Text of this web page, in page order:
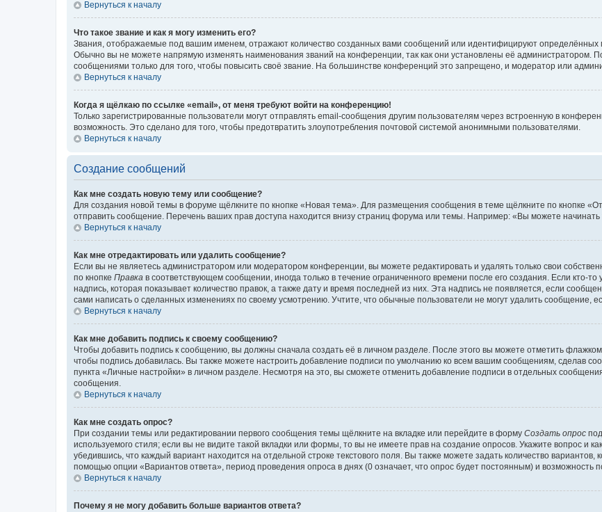
Вернуться к началу
Что такое звание и как я могу изменить его?
Звания, отображаемые под вашим именем, отражают количество созданных вами сообщений или идентифицируют определённых
Обычно вы не можете напрямую изменять наименования званий на конференции, так как они установлены её администратором.
сообщениями только для того, чтобы повысить своё звание. На большинстве конференций это запрещено, и модератор или
Вернуться к началу
Когда я щёлкаю по ссылке «email», от меня требуют войти на конференцию!
Только зарегистрированные пользователи могут отправлять email-сообщения другим пользователям через встроенную в
возможность. Это сделано для того, чтобы предотвратить злоупотребления почтовой системой анонимными пользователями.
Вернуться к началу
Создание сообщений
Как мне создать новую тему или сообщение?
Для создания новой темы в форуме щёлкните по кнопке «Новая тема». Для размещения сообщения в теме щёлкните по кнопке
отправить сообщение. Перечень ваших прав доступа находится внизу страниц форума или темы. Например: «Вы можете
Вернуться к началу
Как мне отредактировать или удалить сообщение?
Если вы не являетесь администратором или модератором конференции, вы можете редактировать и удалять только свои
по кнопке Правка в соответствующем сообщении, иногда только в течение ограниченного времени после его создания. Если кто-
надпись, которая показывает количество правок, а также дату и время последней из них. Эта надпись не появляется, если
сами написать о сделанных изменениях по своему усмотрению. Учтите, что обычные пользователи не могут удалить сообщение,
Вернуться к началу
Как мне добавить подпись к своему сообщению?
Чтобы добавить подпись к сообщению, вы должны сначала создать её в личном разделе. После этого вы можете отметить флажком
чтобы подпись добавилась. Вы также можете настроить добавление подписи по умолчанию ко всем вашим сообщениям, сделав
пункта «Личные настройки» в личном разделе. Несмотря на это, вы сможете отменить добавление подписи в отдельных
сообщения.
Вернуться к началу
Как мне создать опрос?
При создании темы или редактировании первого сообщения темы щёлкните на вкладке или перейдите в форму Создать опрос
используемого стиля; если вы не видите такой вкладки или формы, то вы не имеете прав на создание опросов. Укажите вопрос и
убедившись, что каждый вариант находится на отдельной строке текстового поля. Вы также можете задать количество вариантов,
помощью опции «Вариантов ответа», период проведения опроса в днях (0 означает, что опрос будет постоянным) и возможность
Вернуться к началу
Почему я не могу добавить больше вариантов ответа?